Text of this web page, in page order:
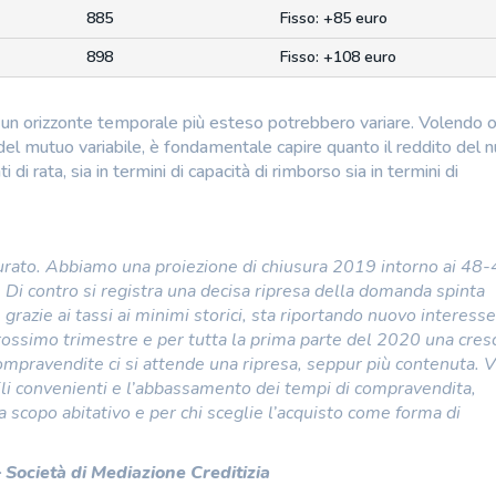
885
Fisso: +85 euro
898
Fisso: +108 euro
orizzonte temporale più esteso potrebbero variare. Volendo
mutuo variabile, è fondamentale capire quanto il reddito del
rata, sia in termini di capacità di rimborso sia in termini di
Abbiamo una proiezione di chiusura 2019 intorno ai
contro si registra una decisa ripresa della domanda spinta
ai tassi ai minimi storici, sta riportando nuovo
trimestre e per tutta la prima parte del 2020 una
ci si attende una ripresa, seppur più contenuta.
e l’abbassamento dei tempi di compravendita,
abitativo e per chi sceglie l’acquisto come forma di
Società di Mediazione Creditizia